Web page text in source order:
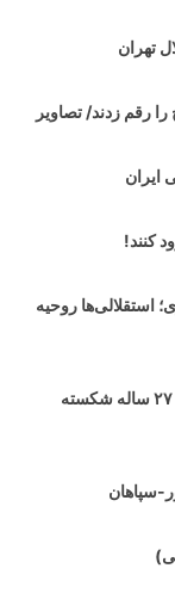
تهران
ایران
استقلالی‌ها روحیه
ایران و چین در نیمه‌نهایی آسیا به هم رسیدند/ طلسم ۲۷ ساله شکسته
سپاهان